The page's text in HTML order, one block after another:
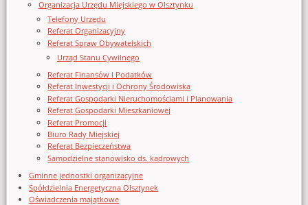
Organizacja Urzędu Miejskiego w Olsztynku
Telefony Urzędu
Referat Organizacyjny
Referat Spraw Obywatelskich
Urząd Stanu Cywilnego
Referat Finansów i Podatków
Referat Inwestycji i Ochrony Środowiska
Referat Gospodarki Nieruchomościami i Planowania
Referat Gospodarki Mieszkaniowej
Referat Promocji
Biuro Rady Miejskiej
Referat Bezpieczeństwa
Samodzielne stanowisko ds. kadrowych
Gminne jednostki organizacyjne
Spółdzielnia Energetyczna Olsztynek
Oświadczenia majątkowe